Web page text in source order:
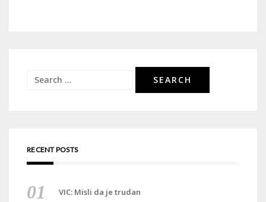
Search
RECENT POSTS
VIC: Misli da je trudan